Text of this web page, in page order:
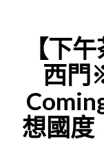
【下
西門
想國度